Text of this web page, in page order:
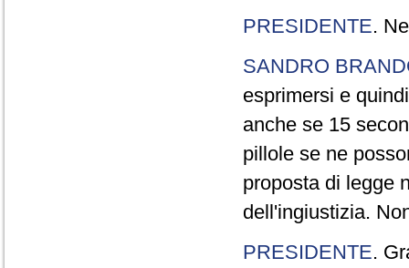
PRESIDENTE.
SANDRO
esprimersi e
anche se 15
pillole se ne
proposta di legge
dell'ingiustizia.
PRESIDENTE.